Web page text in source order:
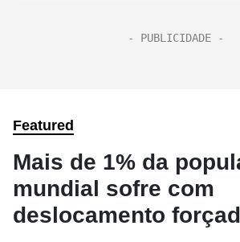
Featured
Mais de 1% da
mundial sofre com
deslocamento